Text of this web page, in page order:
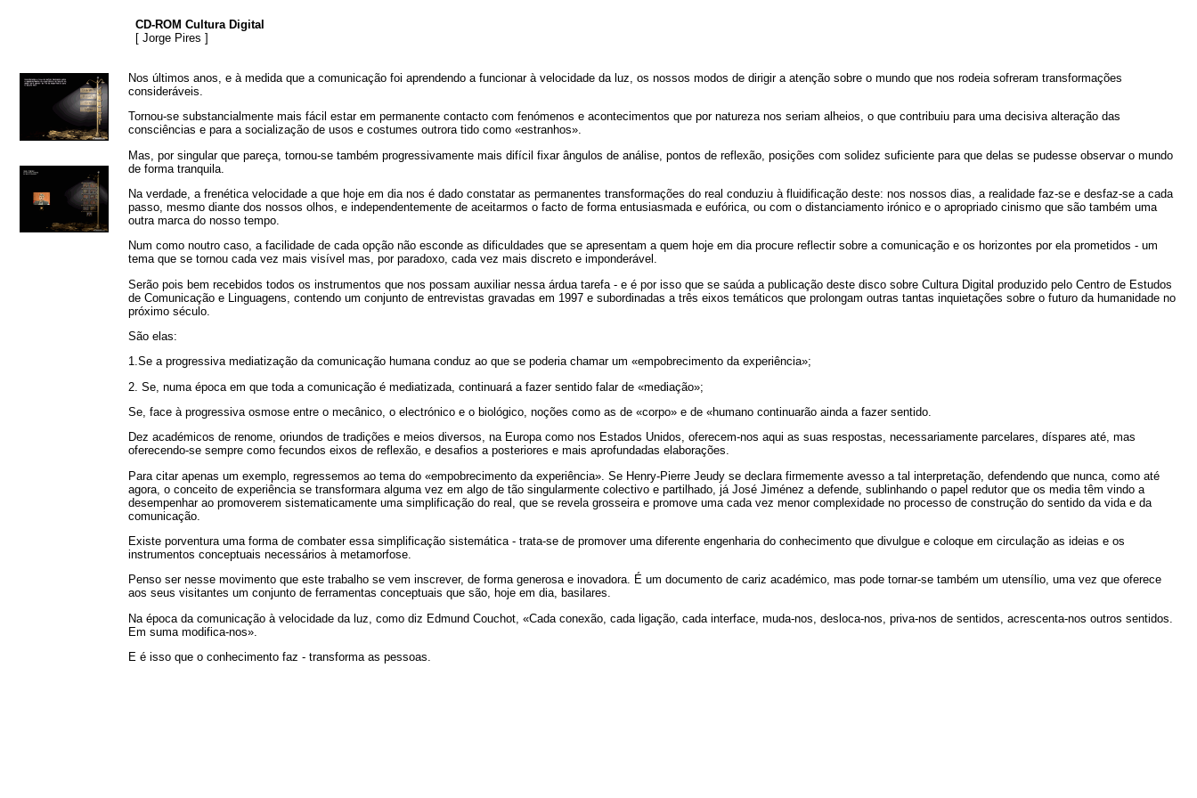
CD-ROM Cultura Digital
[ Jorge Pires ]
Nos últimos anos, e à medida que a comunicação foi aprendendo a funcionar à velocidade da luz, os nossos modos de dirigir a atenção sobre o mundo que nos rodeia sofreram transformações
consideráveis.
Tornou-se substancialmente mais fácil estar em permanente contacto com fenómenos e acontecimentos que por natureza nos seriam alheios, o que contribuiu para uma decisiva alteração das
consciências e para a socialização de usos e costumes outrora tido como «estranhos».
Mas, por singular que pareça, tornou-se também progressivamente mais difícil fixar ângulos de análise, pontos de reflexão, posições com solidez suficiente para que delas se pudesse observar o mundo
de forma tranquila.
Na verdade, a frenética velocidade a que hoje em dia nos é dado constatar as permanentes transformações do real conduziu à fluidificação deste: nos nossos dias, a realidade faz-se e desfaz-se a cada
passo, mesmo diante dos nossos olhos, e independentemente de aceitarmos o facto de forma entusiasmada e eufórica, ou com o distanciamento irónico e o apropriado cinismo que são também uma
outra marca do nosso tempo.
Num como noutro caso, a facilidade de cada opção não esconde as dificuldades que se apresentam a quem hoje em dia procure reflectir sobre a comunicação e os horizontes por ela prometidos - um
tema que se tornou cada vez mais visível mas, por paradoxo, cada vez mais discreto e imponderável.
Serão pois bem recebidos todos os instrumentos que nos possam auxiliar nessa árdua tarefa - e é por isso que se saúda a publicação deste disco sobre Cultura Digital produzido pelo Centro de Estudos
de Comunicação e Linguagens, contendo um conjunto de entrevistas gravadas em 1997 e subordinadas a três eixos temáticos que prolongam outras tantas inquietações sobre o futuro da humanidade no
próximo século.
São elas:
1.Se a progressiva mediatização da comunicação humana conduz ao que se poderia chamar um «empobrecimento da experiência»;
2. Se, numa época em que toda a comunicação é mediatizada, continuará a fazer sentido falar de «mediação»;
Se, face à progressiva osmose entre o mecânico, o electrónico e o biológico, noções como as de «corpo» e de «humano continuarão ainda a fazer sentido.
Dez académicos de renome, oriundos de tradições e meios diversos, na Europa como nos Estados Unidos, oferecem-nos aqui as suas respostas, necessariamente parcelares, díspares até, mas
oferecendo-se sempre como fecundos eixos de reflexão, e desafios a posteriores e mais aprofundadas elaborações.
Para citar apenas um exemplo, regressemos ao tema do «empobrecimento da experiência». Se Henry-Pierre Jeudy se declara firmemente avesso a tal interpretação, defendendo que nunca, como até
agora, o conceito de experiência se transformara alguma vez em algo de tão singularmente colectivo e partilhado, já José Jiménez a defende, sublinhando o papel redutor que os media têm vindo a
desempenhar ao promoverem sistematicamente uma simplificação do real, que se revela grosseira e promove uma cada vez menor complexidade no processo de construção do sentido da vida e da
comunicação.
Existe porventura uma forma de combater essa simplificação sistemática - trata-se de promover uma diferente engenharia do conhecimento que divulgue e coloque em circulação as ideias e os
instrumentos conceptuais necessários à metamorfose.
Penso ser nesse movimento que este trabalho se vem inscrever, de forma generosa e inovadora. É um documento de cariz académico, mas pode tornar-se também um utensílio, uma vez que oferece
aos seus visitantes um conjunto de ferramentas conceptuais que são, hoje em dia, basilares.
Na época da comunicação à velocidade da luz, como diz Edmund Couchot, «Cada conexão, cada ligação, cada interface, muda-nos, desloca-nos, priva-nos de sentidos, acrescenta-nos outros sentidos.
Em suma modifica-nos».
E é isso que o conhecimento faz - transforma as pessoas.